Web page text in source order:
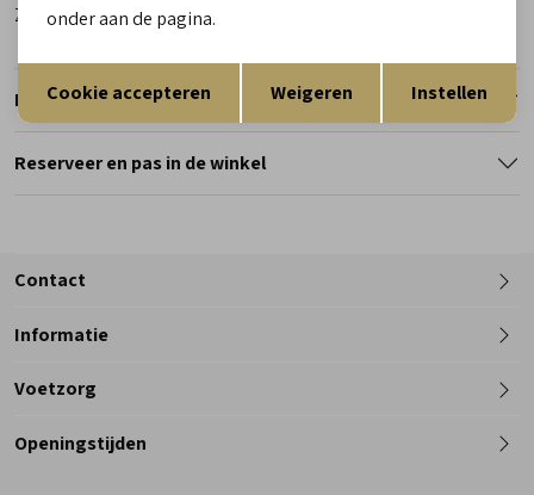
Zool
Retourneren
Reserveer en pas in de winkel
Contact
Telefoon
Informatie
Voetzorg
Openingstijden
Terug Opslaan
onder aan de pagina.
Cookie accepteren Weigeren Instellen